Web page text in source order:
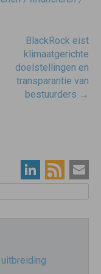
BlackRock eist
klimaatgerichte
doelstellingen en
transparantie van
bestuurders →